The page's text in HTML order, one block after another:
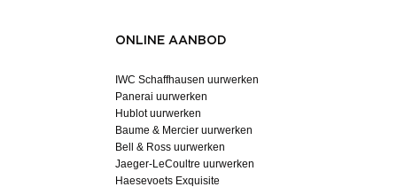
ONLINE AANBOD
IWC Schaffhausen uurwerken
Panerai uurwerken
Hublot uurwerken
Baume & Mercier uurwerken
Bell & Ross uurwerken
Jaeger-LeCoultre uurwerken
Haesevoets Exquisite